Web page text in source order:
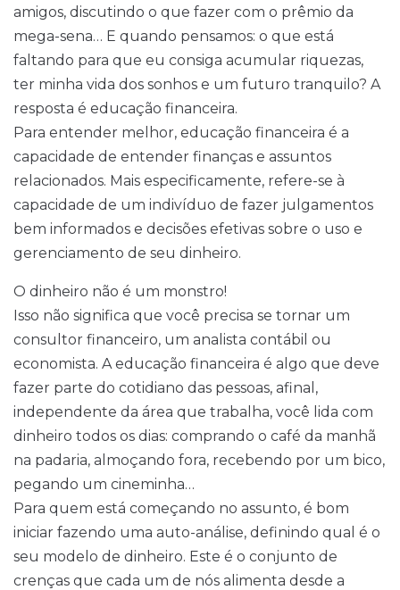
amigos, discutindo o que fazer com o prêmio da
mega-sena… E quando pensamos: o que está
faltando para que eu consiga acumular riquezas,
ter minha vida dos sonhos e um futuro tranquilo? A
resposta é educação financeira.
Para entender melhor, educação financeira é a
capacidade de entender finanças e assuntos
relacionados. Mais especificamente, refere-se à
capacidade de um indivíduo de fazer julgamentos
bem informados e decisões efetivas sobre o uso e
gerenciamento de seu dinheiro.
O dinheiro não é um monstro!
Isso não significa que você precisa se tornar um
consultor financeiro, um analista contábil ou
economista. A educação financeira é algo que deve
fazer parte do cotidiano das pessoas, afinal,
independente da área que trabalha, você lida com
dinheiro todos os dias: comprando o café da manhã
na padaria, almoçando fora, recebendo por um bico,
pegando um cineminha…
Para quem está começando no assunto, é bom
iniciar fazendo uma auto-análise, definindo qual é o
seu modelo de dinheiro. Este é o conjunto de
crenças que cada um de nós alimenta desde a